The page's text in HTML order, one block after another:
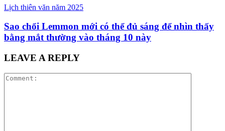
Lịch thiên văn năm 2025
Sao chổi Lemmon mới có thể đủ sáng để nhìn thấy
bằng mắt thường vào tháng 10 này
LEAVE A REPLY